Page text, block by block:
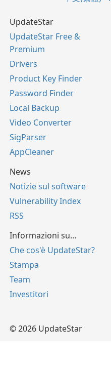
UpdateStar
UpdateStar Free &
Premium
Drivers
Product Key Finder
Password Finder
Local Backup
Video Converter
SigParser
AppCleaner
News
Notizie sul software
Vulnerability Index
RSS
Informazioni su…
Che cos'è UpdateStar?
Stampa
Team
Investitori
© 2026 UpdateStar